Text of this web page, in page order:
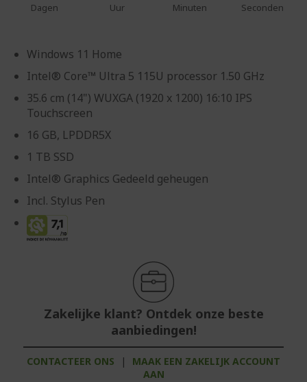
Dagen Uur Minuten Seconden
Windows 11 Home
Intel® Core™ Ultra 5 115U processor 1.50 GHz
35.6 cm (14") WUXGA (1920 x 1200) 16:10 IPS
Touchscreen
16 GB, LPDDR5X
1 TB SSD
Intel® Graphics Gedeeld geheugen
Incl. Stylus Pen
Zakelijke klant? Ontdek onze beste
aanbiedingen!
CONTACTEER ONS |
MAAK EEN ZAKELIJK ACCOUNT
AAN